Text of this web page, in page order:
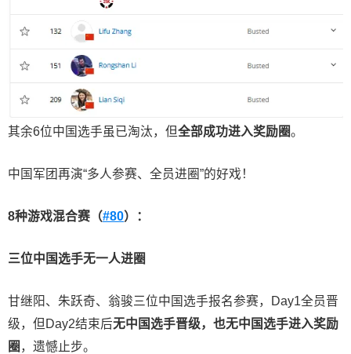
其余6位中国选手虽已淘汰，但全部成功进入奖励圈。
中国军团再演“多人参赛、全员进圈”的好戏！
8种游戏混合赛（#80）：
三位中国选手无一人进圈
甘继阳、朱跃奇、翁骏三位中国选手报名参赛，Day1全员晋
级，但Day2结束后无中国选手晋级，也无中国选手进入奖励
圈 ，遗憾止步。